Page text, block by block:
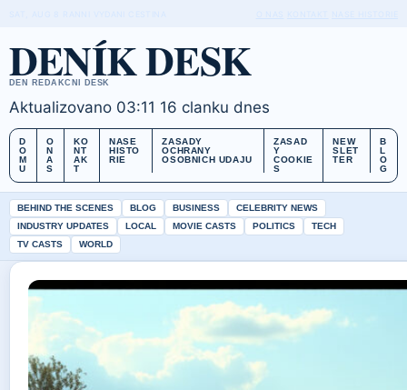
DENÍK DESK
DEN REDAKCNI DESK
Aktualizovano 03:11 16 clanku dnes
D
O
M
U
O
N
A
S
KO
NT
AK
T
NASE
HISTO
RIE
ZASADY
OCHRANY
OSOBNICH UDAJU
ZASAD
Y
COOKIE
S
NEW
SLET
TER
B
L
O
G
BEHIND THE SCENES BLOG BUSINESS
CELEBRITY NEWS
INDUSTRY UPDATES
LOCAL MOVIE CASTS POLITICS
TECH
TV CASTS
WORLD